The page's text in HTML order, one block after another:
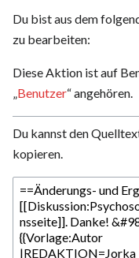
Du bist aus dem
zu bearbeiten:
Diese Aktion ist auf
„Benutzer“ angehören.
Du kannst den
kopieren.